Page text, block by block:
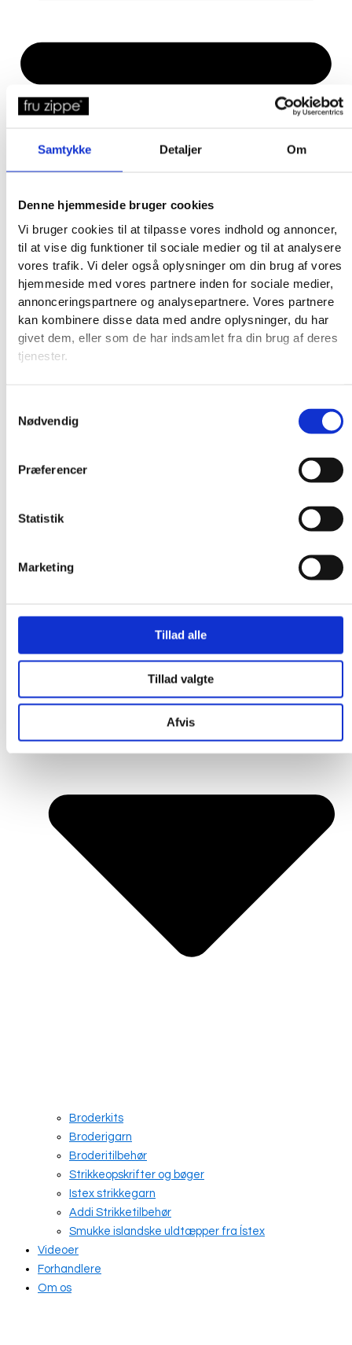
Samtykke Detaljer Om
Denne hjemmeside bruger cookies
Vi bruger cookies til at tilpasse vores indhold og annoncer,
til at vise dig funktioner til sociale medier og til at analysere
vores trafik. Vi deler også oplysninger om din brug af vores
hjemmeside med vores partnere inden for sociale medier,
annonceringspartnere og analysepartnere. Vores partnere
kan kombinere disse data med andre oplysninger, du har
givet dem, eller som de har indsamlet fra din brug af deres
tjenester.
Nødvendig
Præferencer
Statistik
Marketing
Tillad alle
Tillad valgte
Afvis
Broderkits
Broderigarn
Broderitilbehør
Strikkeopskrifter og bøger
Istex strikkegarn
Addi Strikketilbehør
Smukke islandske uldtæpper fra Ístex
Videoer
Forhandlere
Om os